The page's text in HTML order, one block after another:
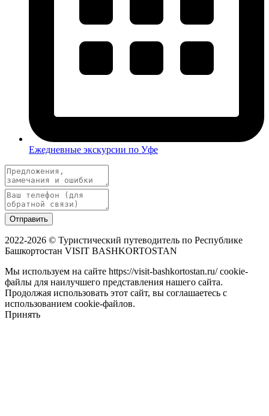
Ежедневные экскурсии по Уфе
Отправить
2022-2026 © Туристический путеводитель по Республике
Башкортостан VISIT BASHKORTOSTAN
Мы используем на сайте https://visit-bashkortostan.ru/ cookie-
файлы для наилучшего представления нашего сайта.
Продолжая использовать этот сайт, вы соглашаетесь с
использованием cookie-файлов.
Принять